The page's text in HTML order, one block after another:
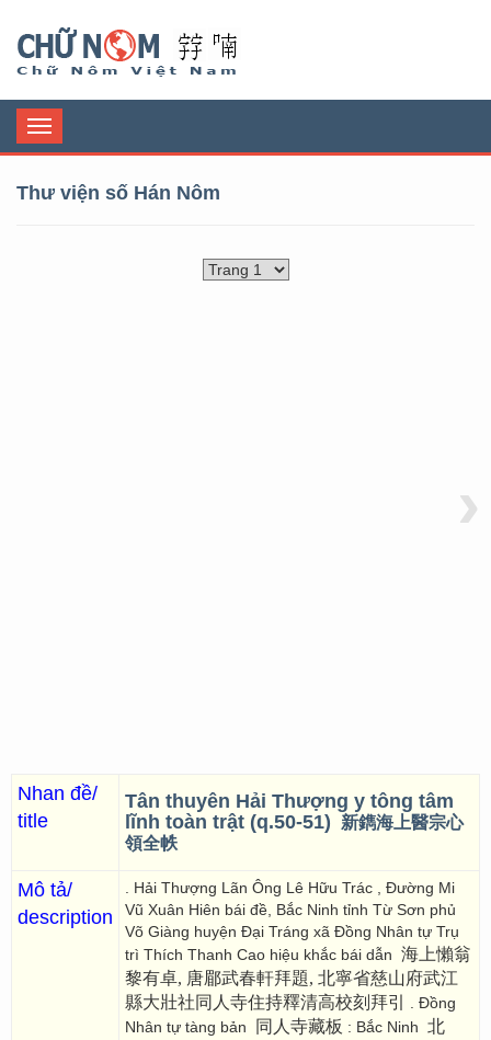
Toggle
navigation
Thư viện số Hán Nôm
›
Nhan đề/
title
Tân thuyên Hải Thượng y tông tâm
lĩnh toàn trật (q.50-51)
新鐫海上醫宗心
領全帙
Mô tả/
description
. Hải Thượng Lãn Ông Lê Hữu Trác , Đường Mi
Vũ Xuân Hiên bái đề, Bắc Ninh tỉnh Từ Sơn phủ
Võ Giàng huyện Đại Tráng xã Đồng Nhân tự Trụ
trì Thích Thanh Cao hiệu khắc bái dẫn 海上懶翁
黎有卓, 唐郿武春軒拜題, 北寧省慈山府武江
縣大壯社同人寺住持釋清高校刻拜引
. Đồng
Nhân tự tàng bản
同人寺藏板 : Bắc Ninh 北